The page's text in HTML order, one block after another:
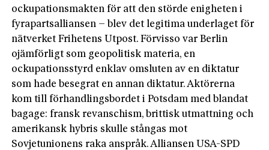
ockupationsmakten för att den störde enigheten i
fyrapartsalliansen – blev det legitima underlaget för
nätverket Frihetens Utpost. Förvisso var Berlin
ojämförligt som geopolitisk materia, en
ockupationsstyrd enklav omsluten av en diktatur
som hade besegrat en annan diktatur. Aktörerna
kom till förhandlingsbordet i Potsdam med blandat
bagage: fransk revanschism, brittisk utmattning och
amerikansk hybris skulle stångas mot
Sovjetunionens raka anspråk. Alliansen USA-SPD